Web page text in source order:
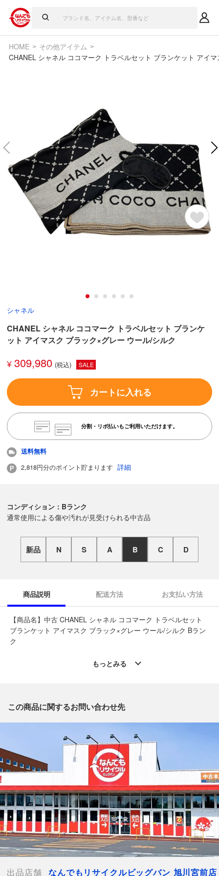
HOME
その他アイテム
CHANEL シャネル ココマーク トラベルセット ブランケット アイ
シャネル
CHANEL シャネル ココマーク トラベルセット ブランケ
ット アイマスク ブラック×グレー ウール/シルク
¥ 309,980 SALE
カートに入れる
分割・リボ払いもご利用いただけます。
送料無料
2,818円分のポイント貯まります 詳細
コンディション：Bランク
通常使用による傷や汚れが見受けられる中古品
新品 N S A B C D
商品説明 配送方法 お支払い方法
【商品名】中古 CHANEL シャネル ココマーク トラベルセット
ブランケット アイマスク ブラック×グレー ウール/シルク Bラン
ク
◆こちらの商品は「なんでもリサイクル ビッグバン旭川宮前店
出品店舗にお電話にてお問い合わせください。
電話番号：0166-38-3196
【店舗内商品コード】1017004122194
【メーカー】CHANEL/シャネル
【サイズ】W約143cm x H約193cm
【付属品】 アイマスク・収納ポーチ
【ランク】Bランク
通常使用による傷や汚れが見受けられる中古品
【詳細備考】
ブランケット
ウール91％/シルク9％
もっとみる
この商品に関するお問い合わせ先
出品店舗 なんでもリサイクルビッグバン 旭川宮前店